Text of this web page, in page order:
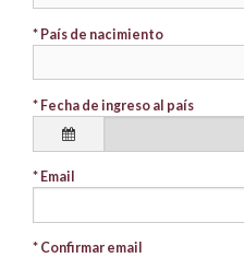
* País de nacimiento
* Fecha de ingreso al país
* Email
* Confirmar email